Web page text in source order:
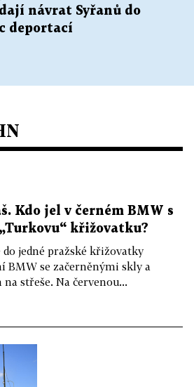
návrat Syřanů do
deportací
Kdo jel v černém BMW s
křižovatku?
do jedné pražské křižovatky
se začerněnými skly a
střeše. Na červenou...